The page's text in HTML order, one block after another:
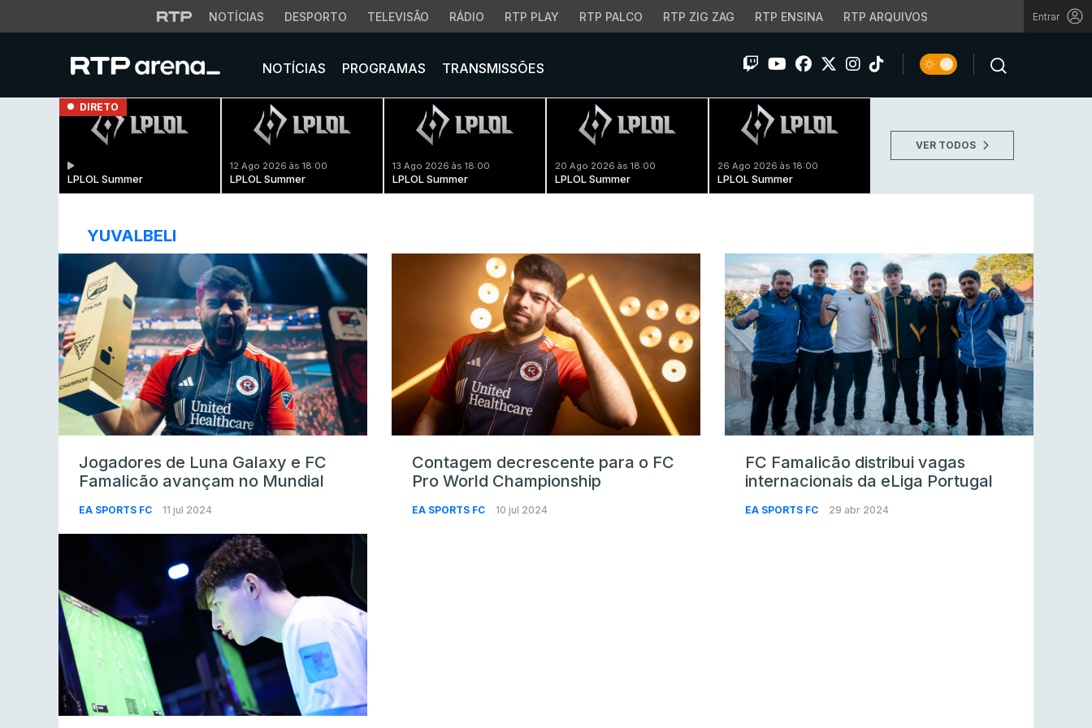
NOTÍCIAS DESPORTO TELEVISÃO RÁDIO RTP PLAY RTP PALCO RTP ZIG ZAG RTP ENSINA RTP ARQUIVOS Entrar
NOTÍCIAS PROGRAMAS TRANSMISSÕES
DIRETO
LPLOL Summer
12 Ago 2026 às 18:00
LPLOL Summer
13 Ago 2026 às 18:00
LPLOL Summer
20 Ago 2026 às 18:00
LPLOL Summer
26 Ago 2026 às 18:00
LPLOL Summer
VER TODOS
YUVALBELI
Jogadores de Luna Galaxy e FC
Famalicão avançam no Mundial
EA SPORTS FC 11 jul 2024
Contagem decrescente para o FC
Pro World Championship
EA SPORTS FC 10 jul 2024
FC Famalicão distribui vagas
internacionais da eLiga Portugal
EA SPORTS FC 29 abr 2024